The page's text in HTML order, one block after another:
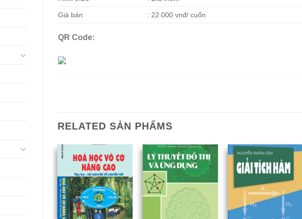
Giá bán : 22.000 vnđ/ cuốn
QR Code:
RELATED SẢN PHẨMS